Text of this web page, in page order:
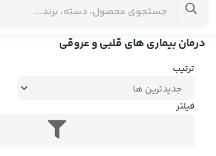
برچسب‌ها درمان بیماری های قلبی و عروقی
درمان بیماری های قلبی و عروقی
ترتیب
فیلتر